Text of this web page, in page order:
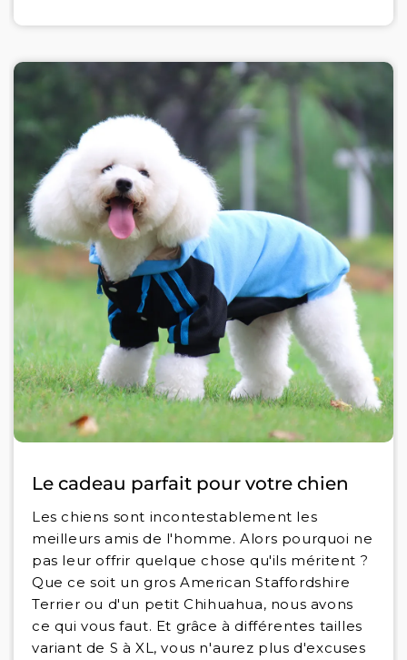
Le cadeau parfait pour votre chien
Les chiens sont incontestablement les
meilleurs amis de l'homme. Alors pourquoi ne
pas leur offrir quelque chose qu'ils méritent ?
Que ce soit un gros American Staffordshire
Terrier ou d'un petit Chihuahua, nous avons
ce qui vous faut. Et grâce à différentes tailles
variant de S à XL, vous n'aurez plus d'excuses